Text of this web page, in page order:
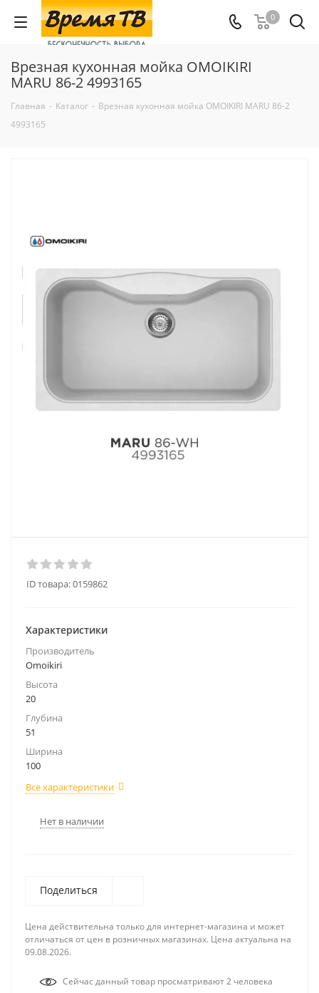
0
Врезная кухонная мойка OMOIKIRI
MARU 86-2 4993165
Главная - Каталог - Врезная кухонная мойка OMOIKIRI MARU 86-2
4993165
ID товара:0159862
Характеристики
Производитель
Omoikiri
Высота
20
Глубина
51
Ширина
100
Все характеристики
Нет в наличии
Поделиться
Цена действительна только для интернет-магазина и может
отличаться от цен в розничных магазинах. Цена актуальна на
09.08.2026.
Сейчас данный товар просматривают 2 человека